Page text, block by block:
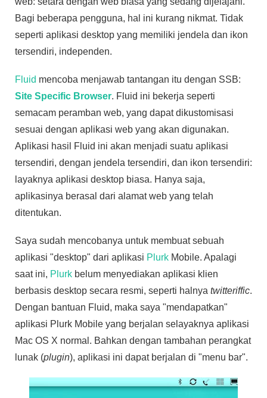
Bagi beberapa pengguna, hal ini kurang nikmat. Tidak
seperti aplikasi desktop yang memiliki jendela dan ikon
tersendiri, independen.
Fluid mencoba menjawab tantangan itu dengan SSB:
Site Specific Browser. Fluid ini bekerja seperti
semacam peramban web, yang dapat dikustomisasi
sesuai dengan aplikasi web yang akan digunakan.
Aplikasi hasil Fluid ini akan menjadi suatu aplikasi
tersendiri, dengan jendela tersendiri, dan ikon tersendiri:
layaknya aplikasi desktop biasa. Hanya saja,
aplikasinya berasal dari alamat web yang telah
ditentukan.
Saya sudah mencobanya untuk membuat sebuah
aplikasi "desktop" dari aplikasi Plurk Mobile. Apalagi
saat ini, Plurk belum menyediakan aplikasi klien
berbasis desktop secara resmi, seperti halnya twitteriffic.
Dengan bantuan Fluid, maka saya "mendapatkan"
aplikasi Plurk Mobile yang berjalan selayaknya aplikasi
Mac OS X normal. Bahkan dengan tambahan perangkat
lunak (plugin), aplikasi ini dapat berjalan di "menu bar".